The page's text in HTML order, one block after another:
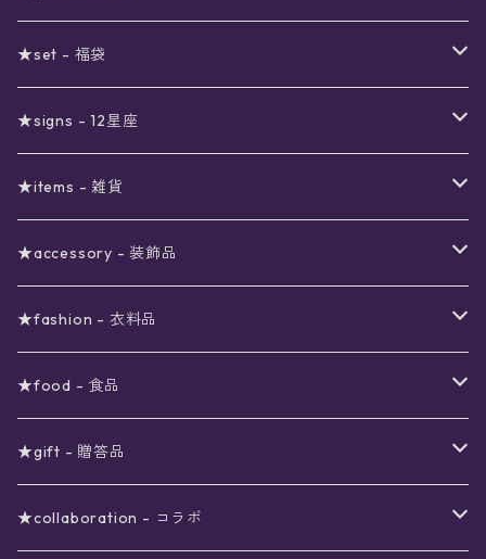
セール
真夜中のSALE
予約限定SALE
〜1000円
〜2000円
〜3000円
〜4000円
〜5000円
〜6000円
〜7000円
★set - 福袋
12星座福袋
星の市福袋
★signs - 12星座
12星座ギフトセット
★items - 雑貨
ステーショナリー
ギフトボックス
ノート
メイクアップ
ネイルカラー
アロマスプレー
ポーチ
夜空の星月
扇子(うちわ)
インテリア
★accessory - 装飾品
ピアス
星
月
イヤリング
星
月
ネックレス
星
チョーカー
★fashion - 衣料品
ワンピース
スター
フラワー
トップス
ブラウス
ボトムス
★food - 食品
珈琲
紅茶
★gift - 贈答品
ラッピング用オプション
★collaboration - コラボ